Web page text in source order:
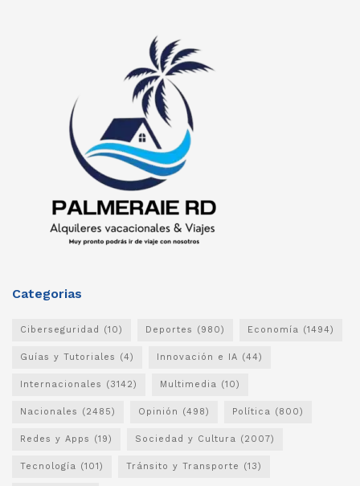
Categorias
Ciberseguridad (10) Deportes (980) Economía (1494)
Guías y Tutoriales (4) Innovación e IA (44)
Internacionales (3142) Multimedia (10)
Nacionales (2485) Opinión (498) Política (800)
Redes y Apps (19) Sociedad y Cultura (2007)
Tecnología (101) Tránsito y Transporte (13)